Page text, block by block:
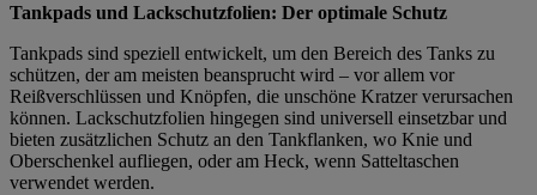
Tankpads und Lackschutzfolien: Der optimale Schutz
Tankpads sind speziell entwickelt, um den Bereich des Tanks zu
schützen, der am meisten beansprucht wird – vor allem vor
Reißverschlüssen und Knöpfen, die unschöne Kratzer verursachen
können. Lackschutzfolien hingegen sind universell einsetzbar und
bieten zusätzlichen Schutz an den Tankflanken, wo Knie und
Oberschenkel aufliegen, oder am Heck, wenn Satteltaschen
verwendet werden.